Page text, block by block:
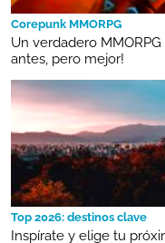
Corepunk MMORPG
Un verdadero
antes, pero mejor!
Top 2026: destinos clave
Inspírate y elige tu